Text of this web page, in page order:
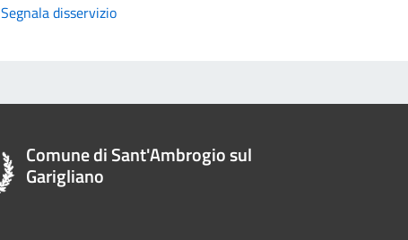
Segnala disservizio
Comune di Sant'Ambrogio sul
Garigliano